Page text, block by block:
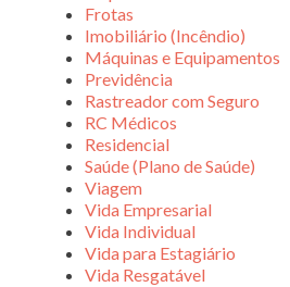
Frotas
Imobiliário (Incêndio)
Máquinas e Equipamentos
Previdência
Rastreador com Seguro
RC Médicos
Residencial
Saúde (Plano de Saúde)
Viagem
Vida Empresarial
Vida Individual
Vida para Estagiário
Vida Resgatável